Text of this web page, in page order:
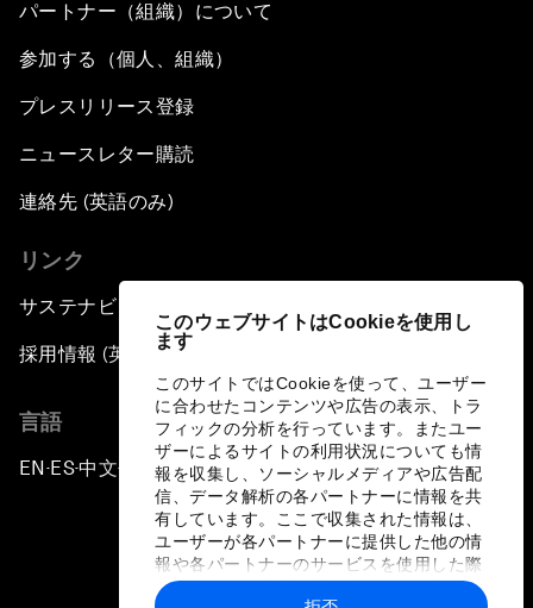
このウェブサイトはCookieを使用し
ます
このサイトではCookieを使って、ユーザー
に合わせたコンテンツや広告の表示、トラ
フィックの分析を行っています。またユー
ザーによるサイトの利用状況についても情
報を収集し、ソーシャルメディアや広告配
信、データ解析の各パートナーに情報を共
有しています。ここで収集された情報は、
ユーザーが各パートナーに提供した他の情
報や各パートナーのサービスを使用した際
に収集された情報と組み合わされ、各パー
パートナー（組織）について
参加する（個人、組織）
プレスリリース登録
ニュースレター購読
連絡先 (英語のみ)
リンク
サステナビリティへの取り組み
採用情報 (英語のみ)
言語
EN ▪ES▪中文▪ 日本語